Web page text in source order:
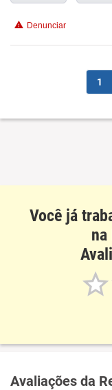
Recomenda esta
Denunciar
1
Você já
na
Avaliações da